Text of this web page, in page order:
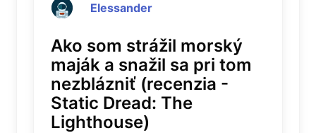
Elessander
Ako som strážil morský
maják a snažil sa pri tom
nezblázniť (recenzia -
Static Dread: The
Lighthouse)